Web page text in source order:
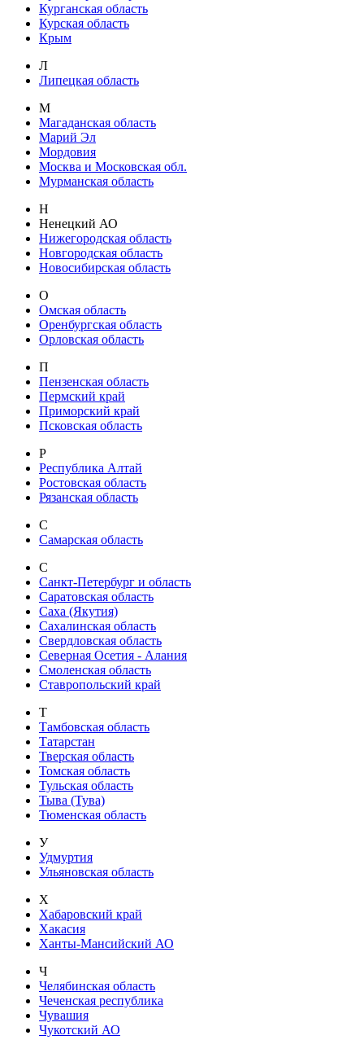
Курганская область
Курская область
Крым
Л
Липецкая область
М
Магаданская область
Марий Эл
Мордовия
Москва и Московская обл.
Мурманская область
Н
Ненецкий АО
Нижегородская область
Новгородская область
Новосибирская область
О
Омская область
Оренбургская область
Орловская область
П
Пензенская область
Пермский край
Приморский край
Псковская область
Р
Республика Алтай
Ростовская область
Рязанская область
С
Самарская область
С
Санкт-Петербург и область
Саратовская область
Саха (Якутия)
Сахалинская область
Свердловская область
Северная Осетия - Алания
Смоленская область
Ставропольский край
Т
Тамбовская область
Татарстан
Тверская область
Томская область
Тульская область
Тыва (Тува)
Тюменская область
У
Удмуртия
Ульяновская область
Х
Хабаровский край
Хакасия
Ханты-Мансийский АО
Ч
Челябинская область
Чеченская республика
Чувашия
Чукотский АО